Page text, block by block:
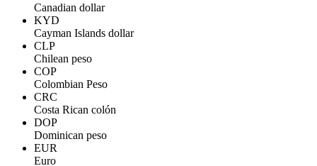
Canadian dollar
KYD
Cayman Islands dollar
CLP
Chilean peso
COP
Colombian Peso
CRC
Costa Rican colón
DOP
Dominican peso
EUR
Euro